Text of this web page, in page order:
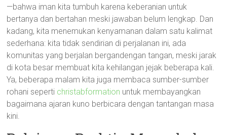
—bahwa iman kita tumbuh karena keberanian untuk
bertanya dan bertahan meski jawaban belum lengkap. Dan
kadang, kita menemukan kenyamanan dalam satu kalimat
sederhana: kita tidak sendirian di perjalanan ini, ada
komunitas yang berjalan bergandengan tangan, meski jarak
di kota besar membuat kita kehilangan jejak beberapa kali.
Ya, beberapa malam kita juga membaca sumber-sumber
rohani seperti christabformation untuk membayangkan
bagaimana ajaran kuno berbicara dengan tantangan masa
kini.